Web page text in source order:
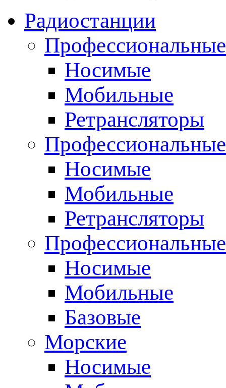
Радиостанции
Носимые
Мобильные
Ретрансляторы
Носимые
Мобильные
Ретрансляторы
Носимые
Мобильные
Базовые
Морские
Носимые